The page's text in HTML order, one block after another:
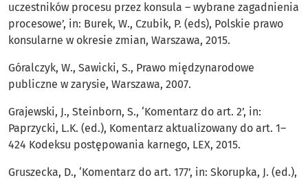
uczestników procesu przez konsula – wybrane zagadnienia
procesowe’, in: Burek, W., Czubik, P. (eds), Polskie prawo
konsularne w okresie zmian, Warszawa, 2015.
Góralczyk, W., Sawicki, S., Prawo międzynarodowe
publiczne w zarysie, Warszawa, 2007.
Grajewski, J., Steinborn, S., ‘Komentarz do art. 2’, in:
Paprzycki, L.K. (ed.), Komentarz aktualizowany do art. 1–
424 Kodeksu postępowania karnego, LEX, 2015.
Gruszecka, D., ‘Komentarz do art. 177’, in: Skorupka, J. (ed.),